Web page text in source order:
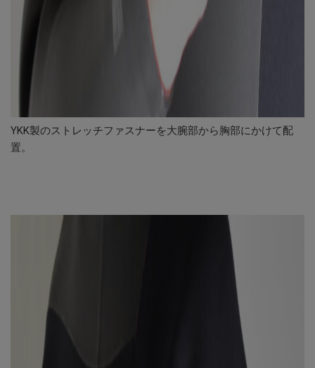
YKK製のストレッチファスナーを大腕部から胸部にかけて配
置。